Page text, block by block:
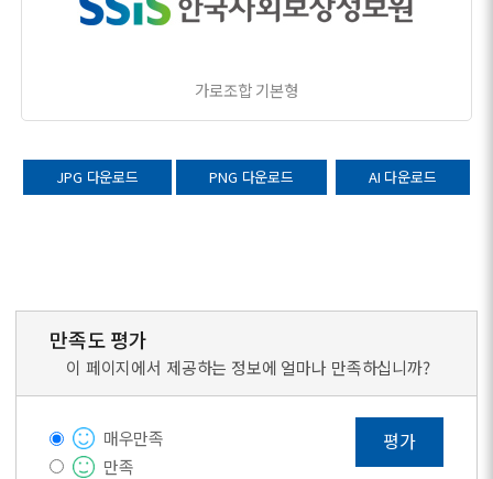
가로조합 기본형
JPG 다운로드 PNG 다운로드 AI 다운로드
만족도 평가
이 페이지에서 제공하는 정보에 얼마나 만족하십니까?
매우만족
만족
평가